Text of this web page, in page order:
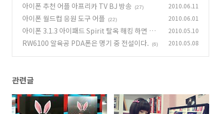
(27)
아이폰 추천 어플 아프리카 TV BJ 방송 (27) 2010.06.11
아이폰 월드컵 응원 도구 어플 (22) 2010.06.01
아이폰 3.1.3 아이패드 Spirit 탈옥 해킹 하면 안
되는 이유
(33)
2010.05.10
RW6100 알육공 PDA폰은 명기 중 전설이다. (6) 2010.05.08
관련글